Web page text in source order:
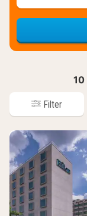
10
Filter